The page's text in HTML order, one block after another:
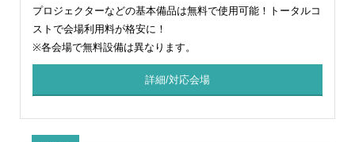
プロジェクターなどの基本備品は無料で使用可能！トータルコ
ストで会場利用料が格安に！
※各会場で無料設備は異なります。
詳細/対応会場